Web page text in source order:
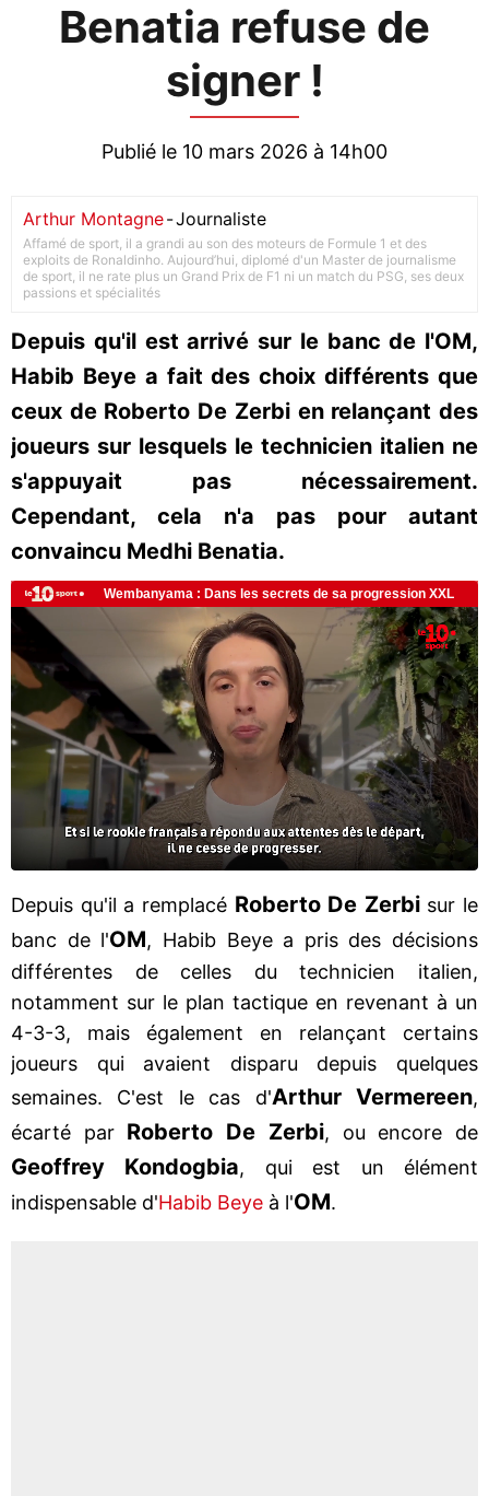
Benatia refuse de
signer !
Publié le 10 mars 2026 à 14h00
Arthur Montagne-Journaliste
Affamé de sport, il a grandi au son des moteurs de Formule 1 et des
exploits de Ronaldinho. Aujourd’hui, diplomé d'un Master de journalisme
de sport, il ne rate plus un Grand Prix de F1 ni un match du PSG, ses deux
passions et spécialités
Depuis qu'il est arrivé sur le banc de l'OM,
Habib Beye a fait des choix différents que
ceux de Roberto De Zerbi en relançant des
joueurs sur lesquels le technicien italien ne
s'appuyait pas nécessairement.
Cependant, cela n'a pas pour autant
convaincu Medhi Benatia.
Depuis qu'il a remplacé Roberto De Zerbisur le
banc de l'OM, Habib Beye a pris des décisions
différentes de celles du technicien italien,
notamment sur le plan tactique en revenant à un
4-3-3, mais également en relançant certains
joueurs qui avaient disparu depuis quelques
semaines. C'est le cas d'Arthur Vermereen,
écarté par Roberto De Zerbi, ou encore de
Geoffrey Kondogbia, qui est un élément
indispensable d'Habib Beye à l'OM.